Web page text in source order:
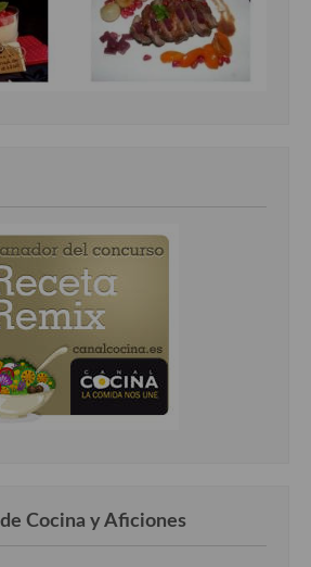
Cocina y Aficiones